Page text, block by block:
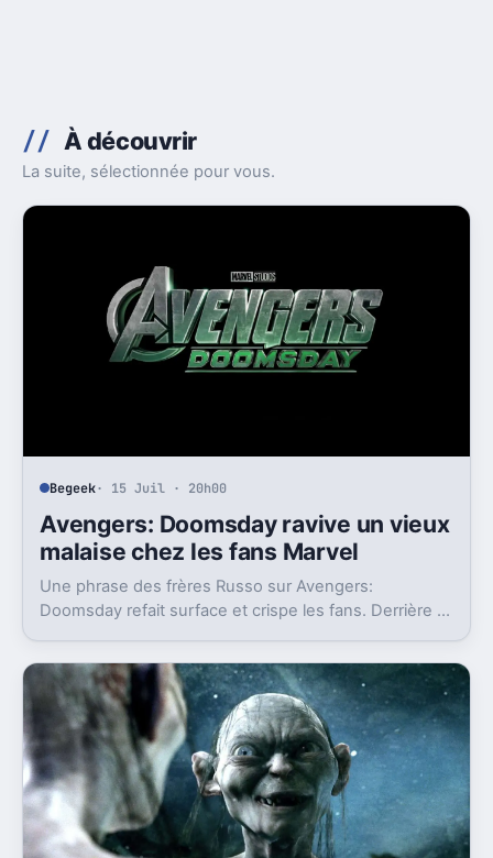
À découvrir
La suite, sélectionnée pour vous.
Begeek· 15 Juil · 20h00
Avengers: Doomsday ravive un vieux
malaise chez les fans Marvel
Une phrase des frères Russo sur Avengers:
Doomsday refait surface et crispe les fans. Derrière la